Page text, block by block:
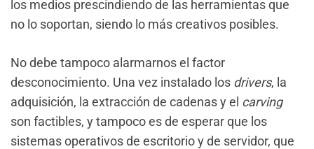
los medios prescindiendo de las herramientas que
no lo soportan, siendo lo más creativos posibles.
No debe tampoco alarmarnos el factor
desconocimiento. Una vez instalado los drivers, la
adquisición, la extracción de cadenas y el carving
son factibles, y tampoco es de esperar que los
sistemas operativos de escritorio y de servidor, que